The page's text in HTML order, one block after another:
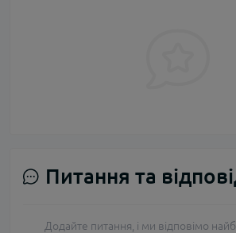
Питання та
Додайте питання, і ми відповімо